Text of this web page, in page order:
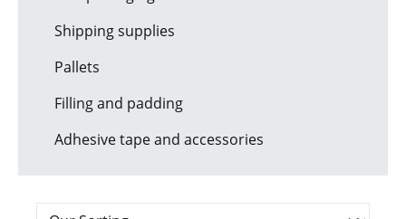
Shipping supplies
Pallets
Filling and padding
Adhesive tape and accessories